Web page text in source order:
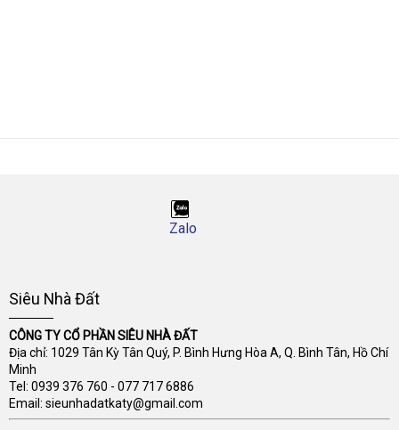
Zalo
Siêu Nhà Đất
CÔNG TY CỔ PHẦN SIÊU NHÀ ĐẤT
Địa chỉ: 1029 Tân Kỳ Tân Quý, P. Bình Hưng Hòa A, Q. Bình Tân, Hồ Chí
Minh
Tel: 0939 376 760 - 077 717 6886
Email: sieunhadatkaty@gmail.com